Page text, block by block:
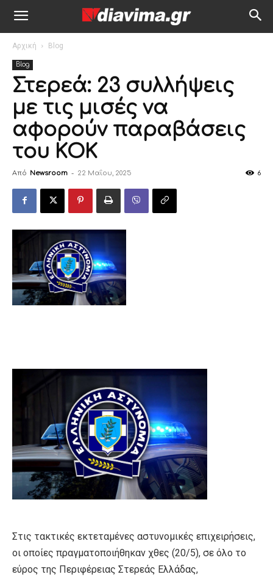
Αρχική Blog
Blog
Στερεά: 23 συλλήψεις
με τις μισές να
αφορούν παραβάσεις
του ΚΟΚ
Από Newsroom - 22 Μαΐου, 2025 6
Στις τακτικές εκτεταμένες αστυνομικές επιχειρήσεις,
οι οποίες πραγματοποιήθηκαν χθες (20/5), σε όλο το
εύρος της Περιφέρειας Στερεάς Ελλάδας,